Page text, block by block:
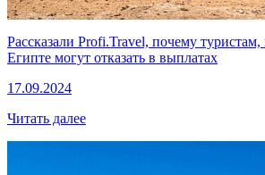
Рассказали Profi.Travel, почему
Египте могут отказать в выплатах
17.09.2024
Читать далее